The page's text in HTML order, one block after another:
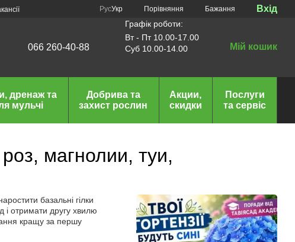
РусУкр Порівняння Бажання Вхід
066 260-40-88
Графік роботи:
Вт - Пт 10.00-17.00
Суб 10.00-14.00
Мій кошик
дренаж та
мульчі
Добрива та
захист рослин
Акции,
скидки
Послуги
та сервіс
магнолии, туи,